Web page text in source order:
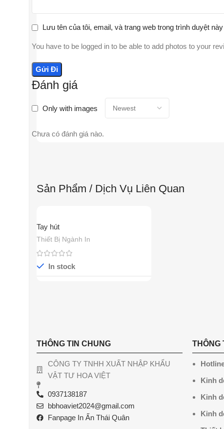
Đánh giá
Only with images
Chưa có đánh giá nào.
Lưu tên của tôi, email, và trang web trong trình duyệt
You have to be logged in to be able to add photos to your
Sản Phẩm / Dịch Vụ Liên Quan
Tay hút
Thiết Bị Ngành In
In stock
THÔNG TIN CHUNG
CÔNG TY TNHH XUẤT NHẬP KHẨU
VẬT TƯ HOA VIỆT
0937138187
bbhoaviet2024@gmail.com
Fanpage In Ấn Thái Quân
THÔNG
Kinh
Kinh
Kinh